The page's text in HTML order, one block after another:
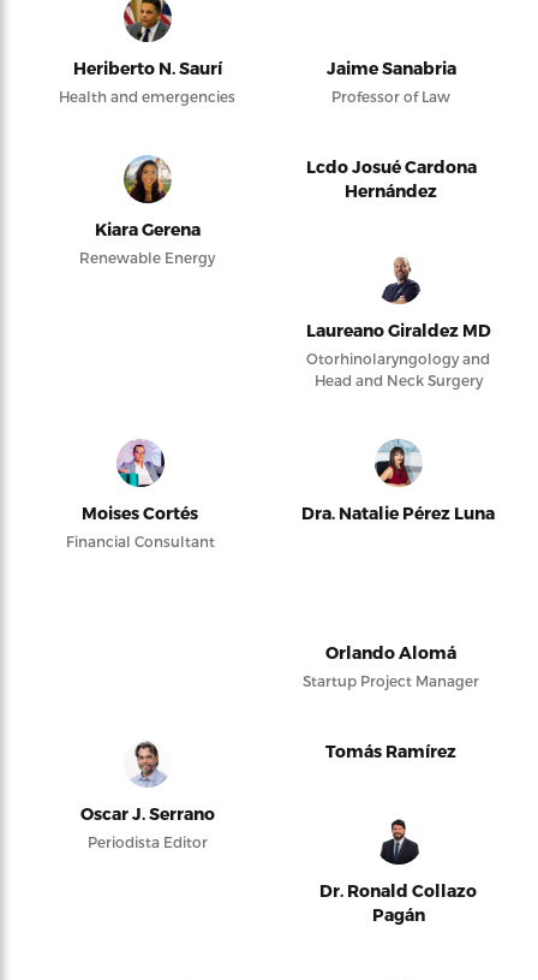
Heriberto N. Saurí
Health and emergencies
Jaime Sanabria
Professor of Law
Kiara Gerena
Renewable Energy
Lcdo Josué Cardona
Hernández
Laureano Giraldez MD
Otorhinolaryngology and
Head and Neck Surgery
Moises Cortés
Financial Consultant
Dra. Natalie Pérez Luna
Orlando Alomá
Startup Project Manager
Oscar J. Serrano
Periodista Editor
Tomás Ramírez
Dr. Ronald Collazo
Pagán